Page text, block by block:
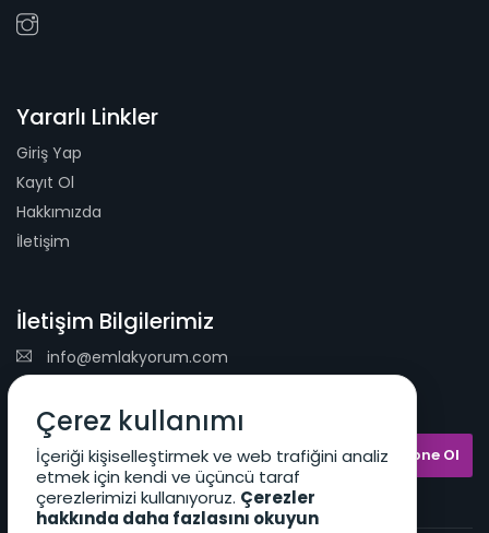
Yararlı Linkler
Giriş Yap
Kayıt Ol
Hakkımızda
İletişim
İletişim Bilgilerimiz
info@emlakyorum.com
E-Mail Bülteni
Çerez kullanımı
İçeriği kişiselleştirmek ve web trafiğini analiz
etmek için kendi ve üçüncü taraf
çerezlerimizi kullanıyoruz. Çerezler
hakkında daha fazlasını okuyun